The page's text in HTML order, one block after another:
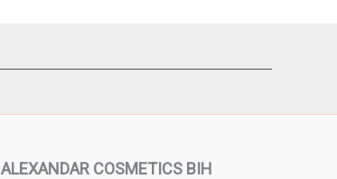
ALEXANDAR COSMETICS BIH